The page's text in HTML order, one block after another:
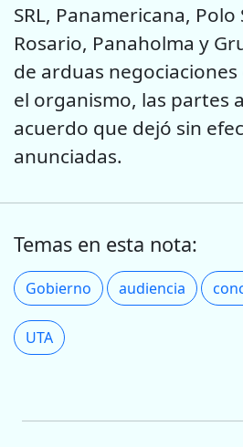
SRL, Panamericana,
Rosario, Panaholma y
de arduas
el organismo, las partes
acuerdo que dejó sin
anunciadas.
Temas en esta nota:
Gobierno audiencia
UTA